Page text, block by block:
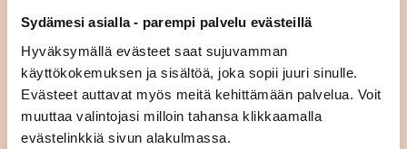
Sydämesi asialla - parempi palvelu evästeillä
Hyväksymällä evästeet saat sujuvamman
käyttökokemuksen ja sisältöä, joka sopii juuri sinulle.
Evästeet auttavat myös meitä kehittämään palvelua. Voit
muuttaa valintojasi milloin tahansa klikkaamalla
evästelinkkiä sivun alakulmassa.
Voit tulla kurssille yksin tai yhdessä puolisosi tai läheisesi kanssa.
Kurssimme ovat osallistujille maksuttomia. Voit hakeutua kaikille
kursseille asuinpaikastasi riippumatta.
KURSSIKALENTERI